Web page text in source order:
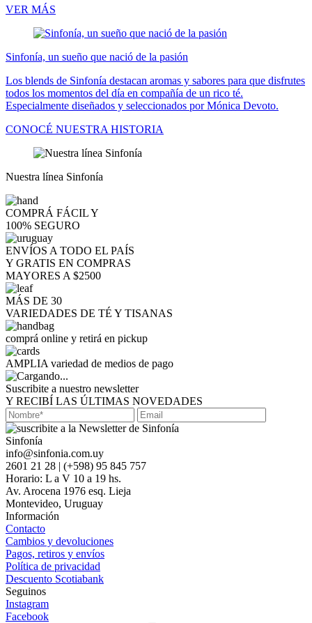
VER MÁS
Sinfonía, un sueño que nació de la pasión
Los blends de Sinfonía destacan aromas y sabores para que disfrutes
todos los momentos del día en compañía de un rico té.
Especialmente diseñados y seleccionados por Mónica Devoto.
CONOCÉ NUESTRA HISTORIA
Nuestra línea Sinfonía
COMPRÁ FÁCIL Y
100% SEGURO
ENVÍOS A TODO EL PAÍS
Y GRATIS EN COMPRAS
MAYORES A $2500
MÁS DE 30
VARIEDADES DE TÉ Y TISANAS
comprá online y retirá en pickup
AMPLIA variedad de medios de pago
Suscribite a nuestro newsletter
Y RECIBÍ LAS ÚLTIMAS NOVEDADES
Sinfonía
info@sinfonia.com.uy
2601 21 28 | (+598) 95 845 757
Horario: L a V 10 a 19 hs.
Av. Arocena 1976 esq. Lieja
Montevideo, Uruguay
Información
Contacto
Cambios y devoluciones
Pagos, retiros y envíos
Política de privacidad
Descuento Scotiabank
Seguinos
Instagram
Facebook